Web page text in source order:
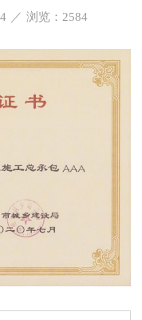
／ 浏览： 2584